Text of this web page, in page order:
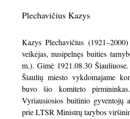
Plechavičius Kazys
Kazys Plechavičius
veikėjas, nusipelnęs buities
m.). Gimė 1921.08.30
Šiaulių miesto vykdomajame
buvo šio komiteto
Vyriausiosios buitinio gyventojų
prie LTSR Ministrų tarybos